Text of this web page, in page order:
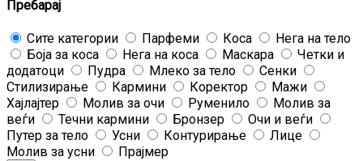
Пребарај
Сите категории Парфеми Коса
Нега на тело
Боја за коса
Нега на коса Маскара
Четки и
додатоци
Пудра Млеко за тело
Сенки
Стилизирање
Кармини Коректор
Мажи
Хајлајтер
Молив за очи Руменило
Молив за
веѓи
Течни кармини Бронзер
Очи и веѓи
Путер за тело
Усни Контурирање
Лице
Молив за усни
Прајмер